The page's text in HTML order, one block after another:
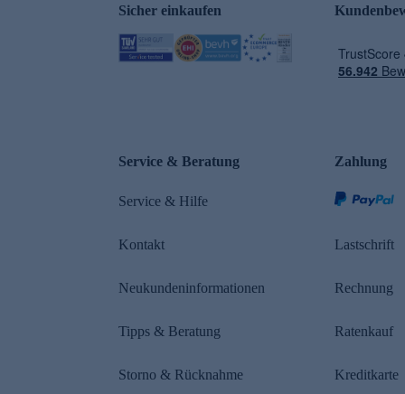
Sicher einkaufen
Service & Beratung
Service & Hilfe
Kontakt
Neukundeninformationen
Tipps & Beratung
Storno & Rücknahme
Zahlung
Lastschrift
Rechnung
Ratenkauf
Kreditkarte